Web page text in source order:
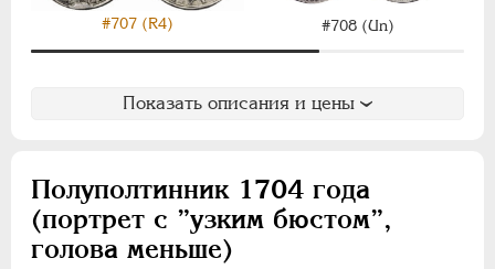
#707 (R4) #708 (Un)
Показать описания и цены
Полуполтинник 1704 года
(портрет с ”узким бюстом”,
голова меньше)